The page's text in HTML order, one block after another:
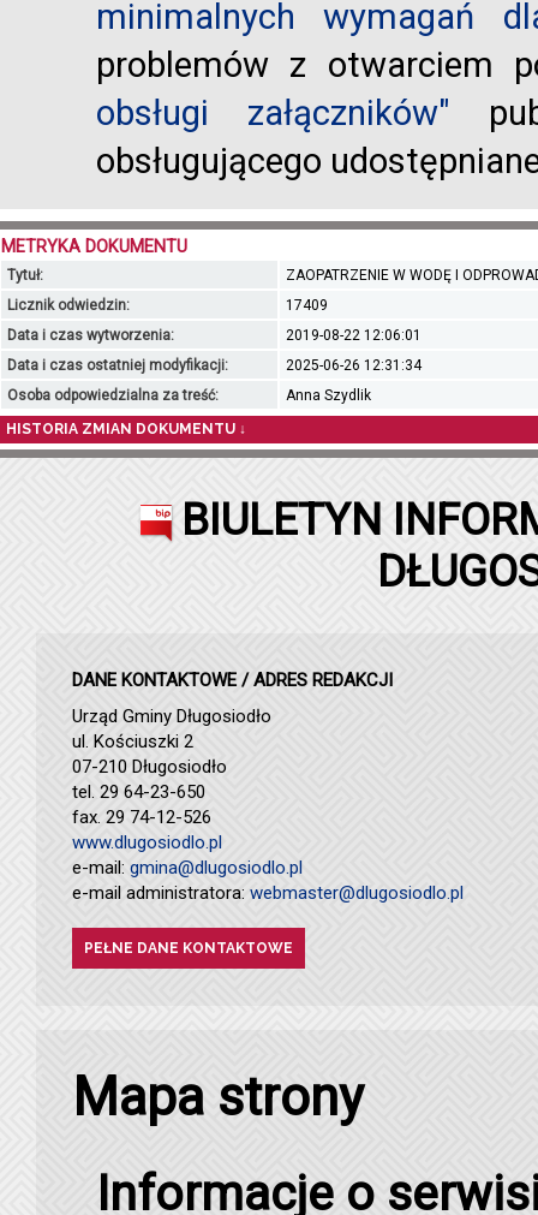
minimalnych wymagań
problemów z otwarciem
obsługi załączników"
obsługującego
METRYKA DOKUMENTU
Tytuł:
ZAOPATRZENIE W WODĘ I
Licznik odwiedzin:
17409
Data i czas wytworzenia:
2019-08-22 12:06:01
Data i czas ostatniej modyfikacji:
2025-06-26 12:31:34
Osoba odpowiedzialna za treść:
Anna Szydlik
HISTORIA ZMIAN DOKUMENTU ↓
BIULETYN
DANE KONTAKTOWE / ADRES REDAKCJI
Urząd Gminy Długosiodło
ul. Kościuszki 2
07-210 Długosiodło
tel. 29 64-23-650
fax. 29 74-12-526
www.dlugosiodlo.pl
e-mail: gmina@dlugosiodlo.pl
e-mail administratora: webmaster@dlugosiodlo.pl
PEŁNE DANE KONTAKTOWE
Mapa strony
Informacje o